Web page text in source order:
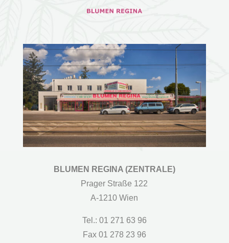
BLUMEN REGINA (ZENTRALE)
Prager Straße 122
A-1210 Wien
Tel.: 01 271 63 96
Fax 01 278 23 96